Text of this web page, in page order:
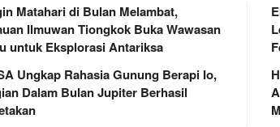
Matahari di Bulan Melambat,
Ilmuwan Tiongkok Buka Wawasan
untuk Eksplorasi Antariksa
Ungkap Rahasia Gunung Berapi Io,
Dalam Bulan Jupiter Berhasil